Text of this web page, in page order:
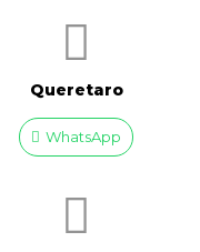
Queretaro
WhatsApp